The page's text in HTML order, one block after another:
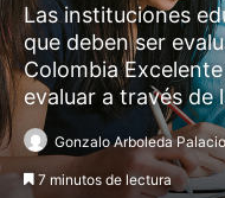
Las instituciones
que deben ser
Colombia
evaluar a través de
Gonzalo Arboleda Palacio
7 minutos de lectura